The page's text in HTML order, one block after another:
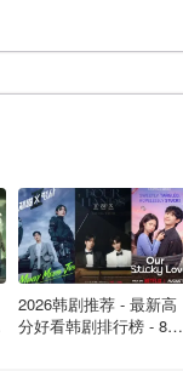
2026韩剧推荐 - 最新高
分好看韩剧排行榜 - 8月